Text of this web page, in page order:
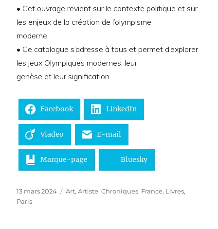
• Cet ouvrage revient sur le contexte politique et sur
les enjeux de la création de l’olympisme
moderne.
• Ce catalogue s’adresse à tous et permet d’explorer
les jeux Olympiques modernes, leur
genèse et leur signification.
Facebook LinkedIn
Viadeo E-mail
Marque-page Bluesky
Publié
le
13 mars 2024 Catégories
Art,Artiste,Chroniques, France, Livres,
Paris